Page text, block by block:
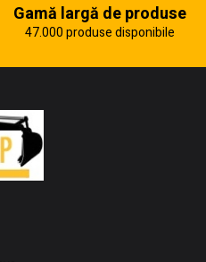
Gamă largă de produse
47.000 produse disponibile